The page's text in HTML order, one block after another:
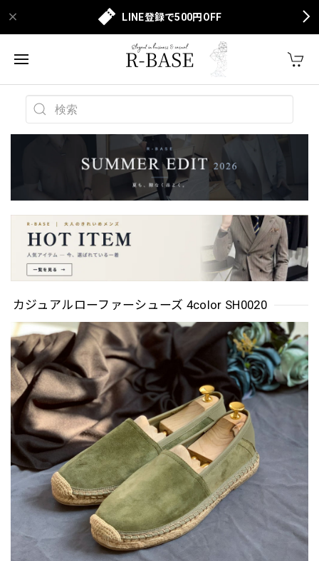
LINE登録で500円OFF
カジュアルローファーシューズ 4color SH0020